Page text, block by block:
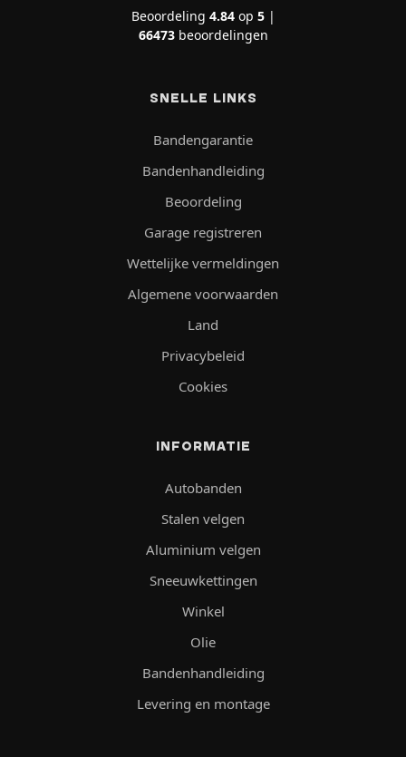
Beoordeling 4.84op 5|
66473beoordelingen
SNELLE LINKS
Bandengarantie
Bandenhandleiding
Beoordeling
Garage registreren
Wettelijke vermeldingen
Algemene voorwaarden
Land
Privacybeleid
Cookies
INFORMATIE
Autobanden
Stalen velgen
Aluminium velgen
Sneeuwkettingen
Winkel
Olie
Bandenhandleiding
Levering en montage